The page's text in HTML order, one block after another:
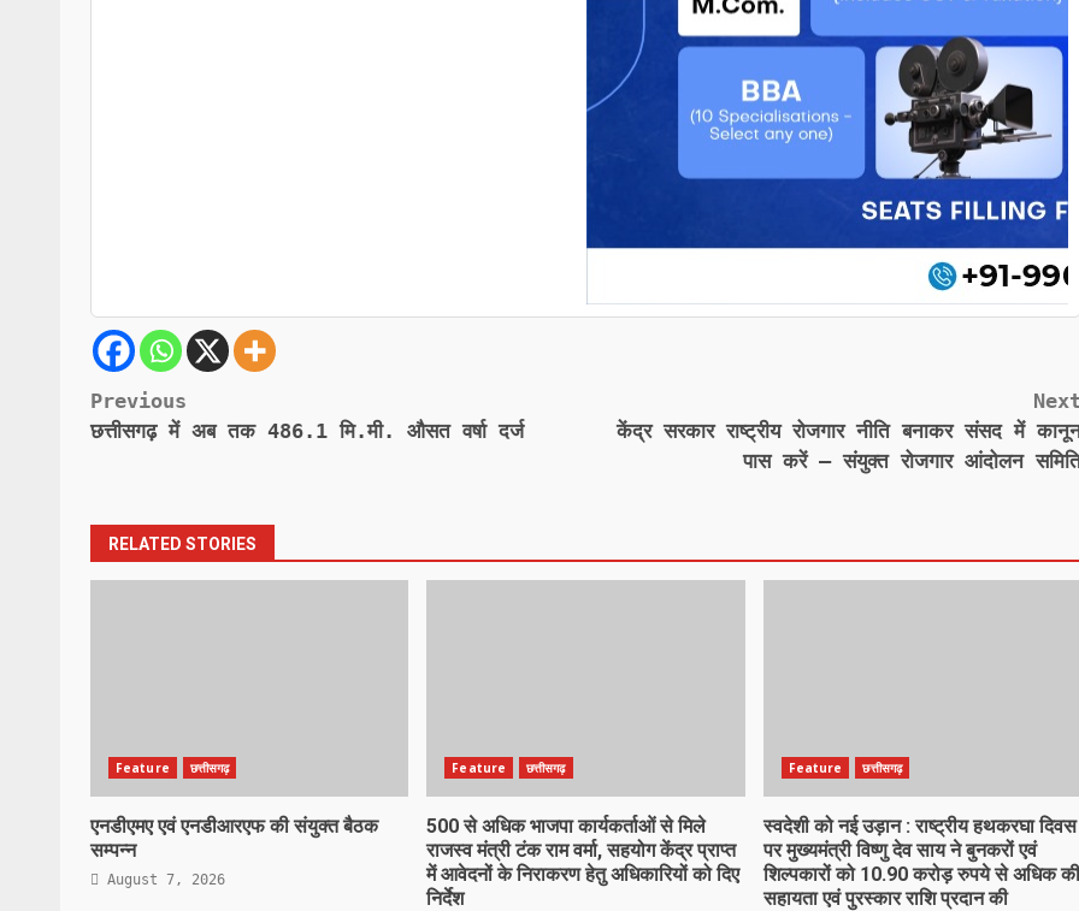
Post
navigation
Previous
छत्तीसगढ़ में अब तक 486.1 मि.मी. औसत वर्षा दर्ज
केंद्र सरकार राष्ट्रीय रोजगार नीति बनाकर संसद में
पास करें – संयुक्त रोजगार आंदोलन
RELATED STORIES
Feature छत्तीसगढ़
एनडीएमए एवं एनडीआरएफ की संयुक्त बैठक
सम्पन्न
August 7, 2026
Feature छत्तीसगढ़
500 से अधिक भाजपा कार्यकर्ताओं से मिले
राजस्व मंत्री टंक राम वर्मा, सहयोग केंद्र प्राप्त
में आवेदनों के निराकरण हेतु अधिकारियों को दिए
निर्देश
Feature छत्तीसगढ़
स्वदेशी को नई उड़ान : राष्ट्रीय हथकरघा दिवस
पर मुख्यमंत्री विष्णु देव साय ने बुनकरों एवं
शिल्पकारों को 10.90 करोड़ रुपये से अधिक की
सहायता एवं पुरस्कार राशि प्रदान की